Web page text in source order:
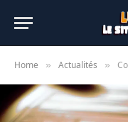
Home » Actualités »